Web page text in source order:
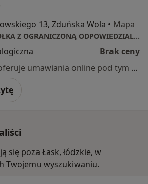
13, Zduńska Wola • Mapa
OPTIMAMED SPÓŁKA Z OGRANICZONĄ ODPOWIEDZIALNOŚCIĄ
Brak ceny
Specjalista nie oferuje umawiania online pod tym adresem.
się poza Łask, łódzkie, w
Twojemu wyszukiwaniu.